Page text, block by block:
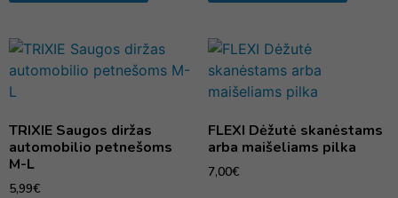
TRIXIE Saugos diržas
automobilio petnešoms
M-L
5,99€
FLEXI Dėžutė skanėstams
arba maišeliams pilka
7,00€